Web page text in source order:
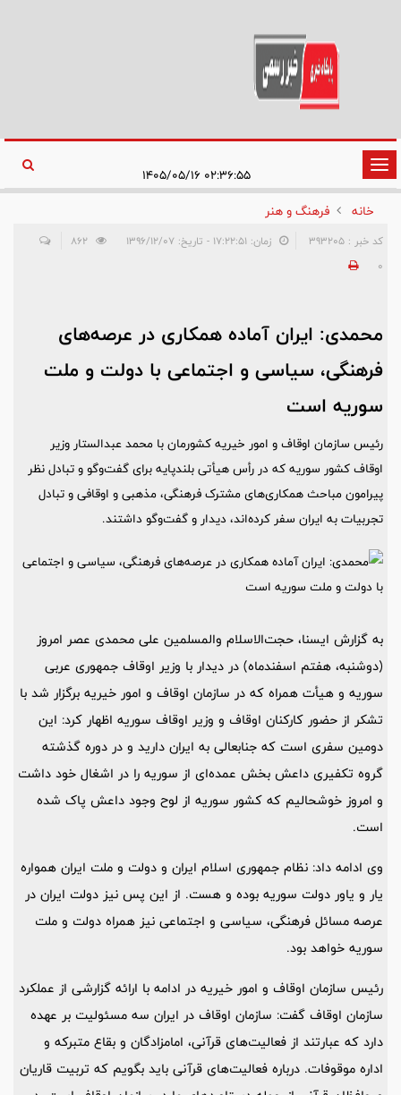
تغییر
وضعیت
ناوبری
خانه
فرهنگ و هنر
کد خبر : 393205 زمان: ۱۷:۲۲:۵۱ - تاریخ: ۱۳۹۶/۱۲/۰۷
0
محمدی: ایران آماده همکاری در عرصه‌های
فرهنگی، ‌سیاسی و اجتماعی با دولت و ملت
سوریه است
رئیس سازمان اوقاف و امور خیریه کشورمان با محمد عبدالستار وزیر
اوقاف کشور سوریه که در رأس هیأتی بلندپایه برای گفت‌وگو و تبادل نظر
پیرامون مباحث همکاری‌های مشترک فرهنگی، مذهبی و اوقافی و تبادل
تجربیات به ایران سفر کرده‌اند، دیدار و گفت‌وگو داشتند.
به گزارش ایسنا، حجت‌الاسلام والمسلمین علی محمدی عصر امروز
(دوشنبه، هفتم اسفندماه) در دیدار با وزیر اوقاف جمهوری عربی
سوریه و هیأت همراه که در سازمان اوقاف و امور خیریه برگزار شد با
تشکر از حضور کارکنان اوقاف و وزیر اوقاف سوریه اظهار کرد: این
دومین سفری است که جنابعالی به ایران دارید و در دوره گذشته
گروه تکفیری داعش بخش عمده‌ای از سوریه را در اشغال خود داشت
و امروز خوشحالیم که کشور سوریه از لوح وجود داعش پاک شده
است.
وی ادامه داد: نظام جمهوری اسلام ایران و دولت و ملت ایران همواره
یار و یاور دولت سوریه بوده و هست. از این پس نیز دولت ایران در
عرصه مسائل فرهنگی، سیاسی و اجتماعی نیز همراه دولت و ملت
سوریه خواهد بود.
رئیس سازمان اوقاف و امور خیریه در ادامه با ارائه گزارشی از عملکرد
سازمان اوقاف گفت: سازمان اوقاف در ایران سه مسئولیت بر عهده
دارد که عبارتند از فعالیت‌های قرآنی، امامزادگان و بقاع متبرکه و
اداره موقوفات. درباره فعالیت‌های قرآنی باید بگویم که تربیت قاریان